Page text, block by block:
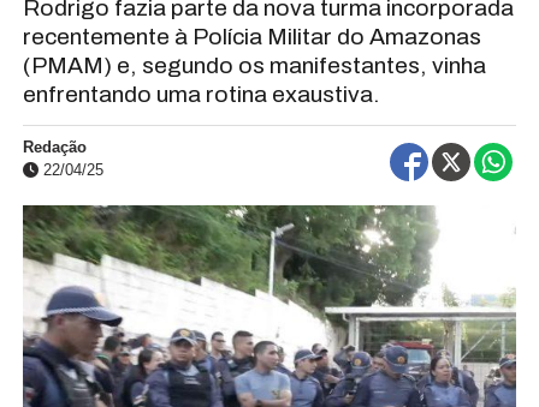
Rodrigo fazia parte da nova turma incorporada
recentemente à Polícia Militar do Amazonas
(PMAM) e, segundo os manifestantes, vinha
enfrentando uma rotina exaustiva.
Redação
22/04/25